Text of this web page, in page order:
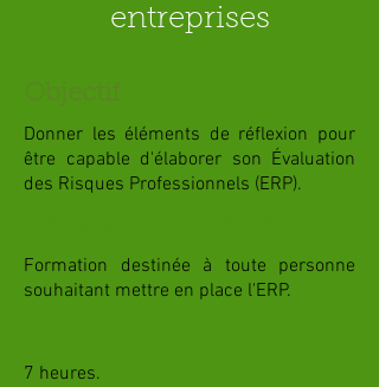
entreprises
Donner les éléments de réflexion pour
être capable d'élaborer son Évaluation
des Risques Professionnels (ERP).
Formation destinée à toute personne
souhaitant mettre en place l'ERP.
7 heures.